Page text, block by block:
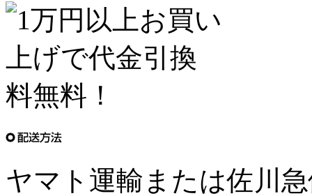
ヤマト運輸または佐川